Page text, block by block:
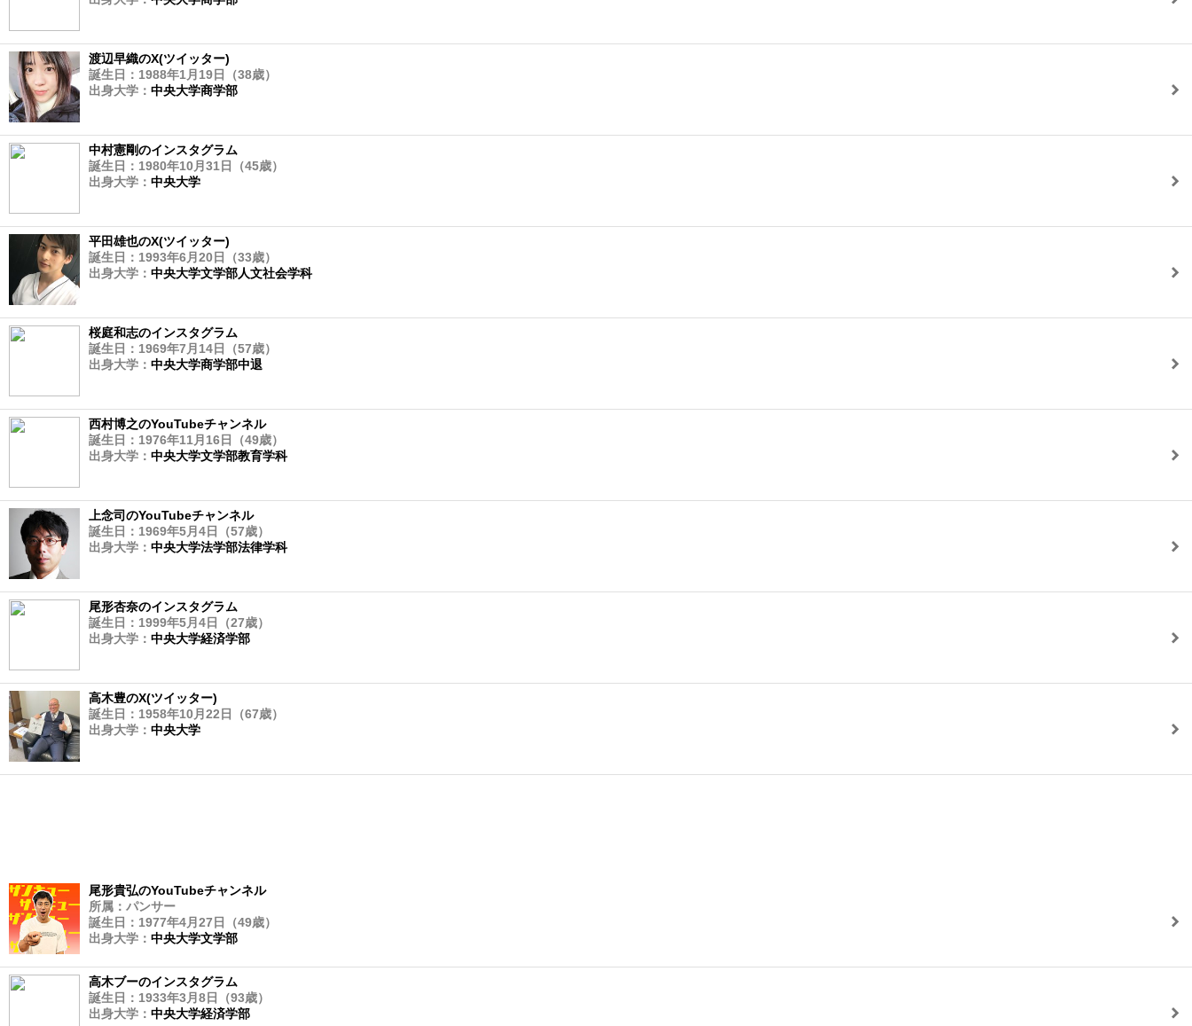
渡辺早織のX(ツイッター)
誕生日：1988年1月19日（38歳）
出身大学： 中央大学商学部
中村憲剛のインスタグラム
誕生日：1980年10月31日（45歳）
出身大学： 中央大学
平田雄也のX(ツイッター)
誕生日：1993年6月20日（33歳）
出身大学： 中央大学文学部人文社会学科
桜庭和志のインスタグラム
誕生日：1969年7月14日（57歳）
出身大学： 中央大学商学部中退
西村博之のYouTubeチャンネル
誕生日：1976年11月16日（49歳）
出身大学： 中央大学文学部教育学科
上念司のYouTubeチャンネル
誕生日：1969年5月4日（57歳）
出身大学： 中央大学法学部法律学科
尾形杏奈のインスタグラム
誕生日：1999年5月4日（27歳）
出身大学： 中央大学経済学部
高木豊のX(ツイッター)
誕生日：1958年10月22日（67歳）
出身大学： 中央大学
尾形貴弘のYouTubeチャンネル
所属：パンサー
誕生日：1977年4月27日（49歳）
出身大学： 中央大学文学部
高木ブーのインスタグラム
誕生日：1933年3月8日（93歳）
出身大学： 中央大学経済学部